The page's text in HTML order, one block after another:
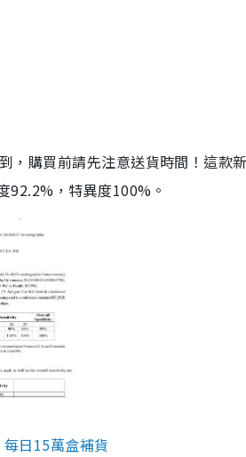
，購買前請先注意送貨時間！這款
，特異度100%。
日15萬盒補貨